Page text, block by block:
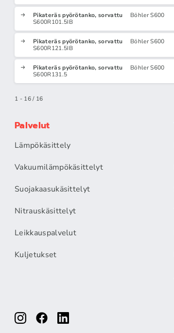
Pikateräs pyörötanko, sorvattu
S600R101.5IB
Böhler S600
Pikateräs pyörötanko, sorvattu
S600R121.5IB
Böhler S600
Pikateräs pyörötanko, sorvattu
S600R131.5
Böhler S600
1 - 16 / 16
Palvelut
Lämpökäsittely
Vakuumilämpökäsittelyt
Suojakaasukäsittelyt
Nitrauskäsittelyt
Leikkauspalvelut
Kuljetukset